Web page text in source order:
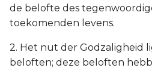
de belofte des
toekomenden levens.
2. Het nut der Godzaligheid
beloften; deze beloften